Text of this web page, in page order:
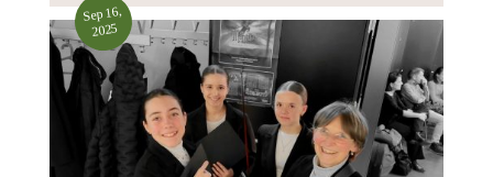
Sep 16,
2025